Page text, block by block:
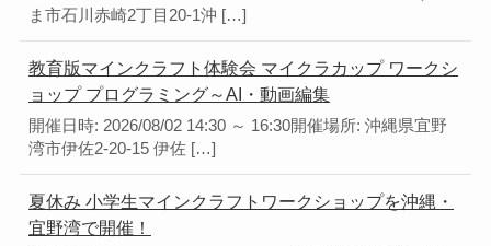
ま市石川赤崎2丁目20-1沖 […]
教育版マインクラフト体験会 マイクラカップ ワークシ
ョップ プログラミング～AI・動画編集
開催日時: 2026/08/02 14:30 ～ 16:30開催場所: 沖縄県宜野
湾市伊佐2-20-15 伊佐 […]
夏休み 小学生マインクラフトワークショップを沖縄・
宜野湾で開催！